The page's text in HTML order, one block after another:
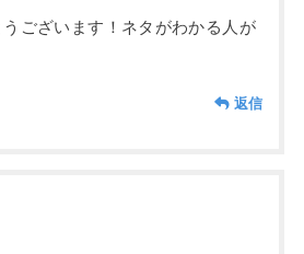
ございます！ネタがわかる人が
返信